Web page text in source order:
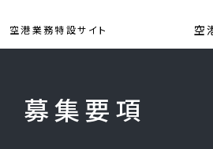
空港業務特設サイト 空
募集要項